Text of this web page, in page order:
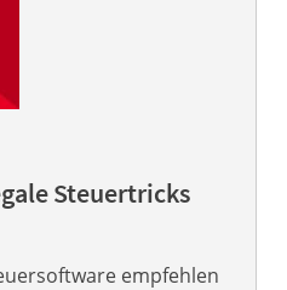
Steuertricks
empfehlen